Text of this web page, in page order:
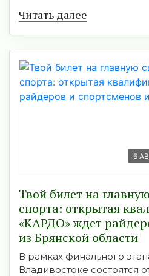
Читать далее
6
Твой билет на
спорта: открытая
«КАРДО» ждет
из Брянской области
В рамках финального
Владивостоке состоятся